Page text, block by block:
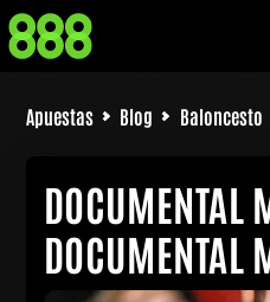
Apuestas Blog Baloncesto
DOCUMENTAL
DOCUMENTAL